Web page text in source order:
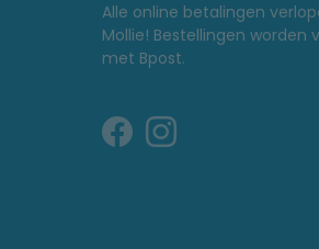
Alle online betalingen
Mollie! Bestellingen worden
met Bpost.